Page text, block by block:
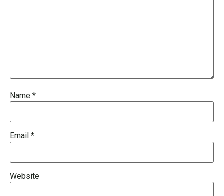
Name *
Email *
Website